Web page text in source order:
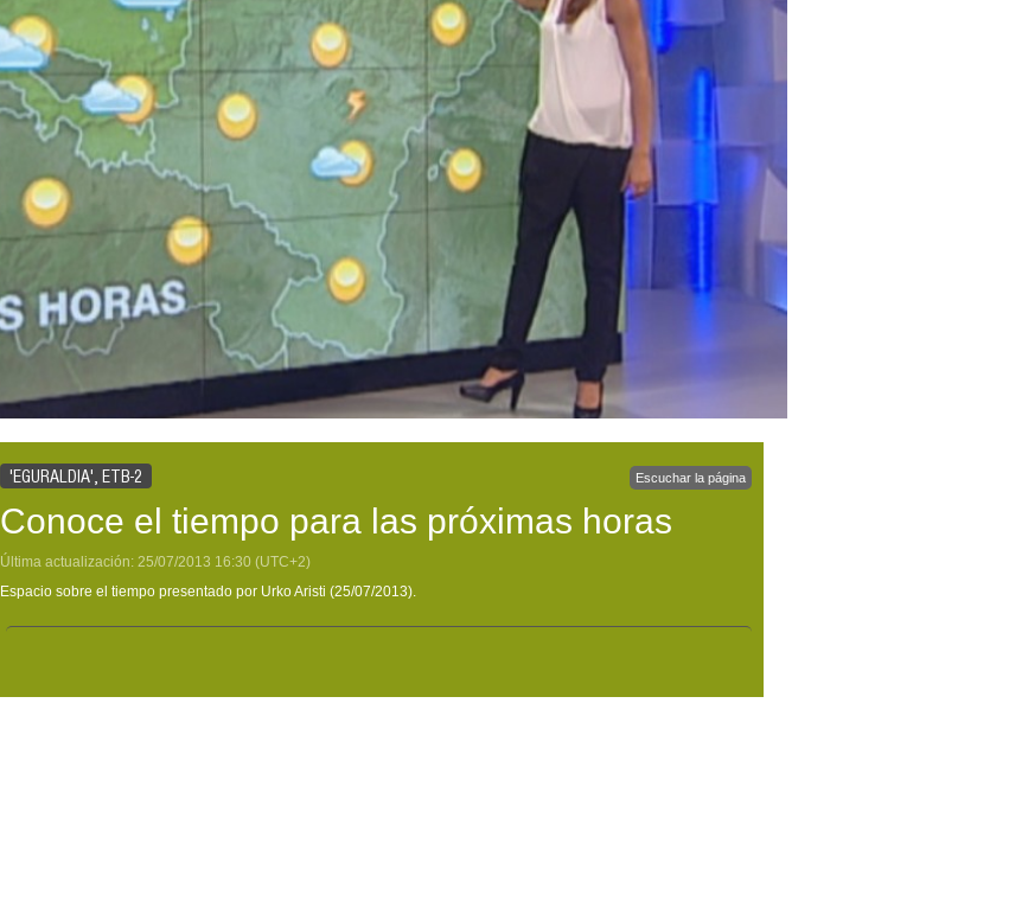
'EGURALDIA', ETB-2 Escuchar la página
Conoce el tiempo para las próximas horas
Última actualización: 25/07/2013 16:30 (UTC+2)
Espacio sobre el tiempo presentado por Urko Aristi (25/07/2013).